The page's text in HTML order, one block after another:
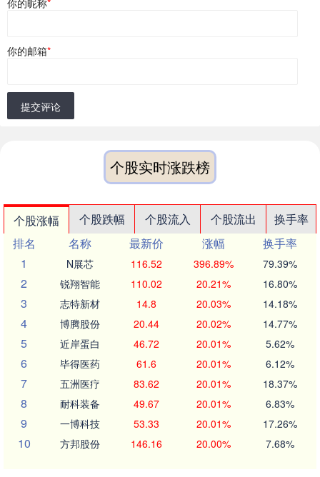
你的昵称*
你的邮箱*
提交评论
个股实时涨跌榜
个股涨幅 个股跌幅 个股流入 个股流出
换手率
排名
名称 最新价 涨幅
换手率
1
N展芯 116.52 396.89% 79.39%
2 锐翔智能 110.02 20.21% 16.80%
3 志特新材 14.8 20.03% 14.18%
4 博腾股份 20.44 20.02% 14.77%
5 近岸蛋白 46.72 20.01% 5.62%
6 毕得医药 61.6 20.01% 6.12%
7 五洲医疗 83.62 20.01% 18.37%
8 耐科装备 49.67 20.01% 6.83%
9 一博科技 53.33 20.01% 17.26%
10 方邦股份 146.16 20.00% 7.68%